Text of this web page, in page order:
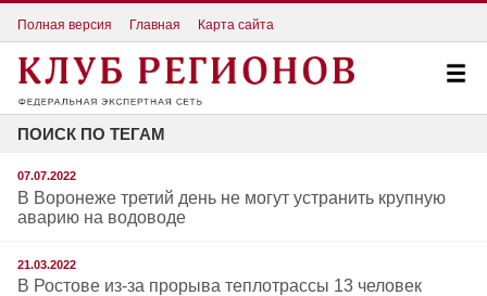
Полная версия Главная Карта сайта
ПОИСК ПО ТЕГАМ
07.07.2022
В Воронеже третий день не могут устранить крупную
аварию на водоводе
21.03.2022
В Ростове из-за прорыва теплотрассы 13 человек